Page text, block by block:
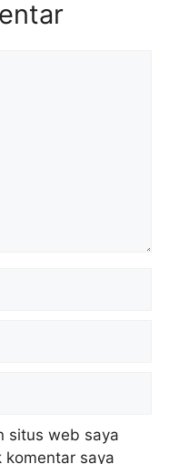
situs web saya
komentar saya